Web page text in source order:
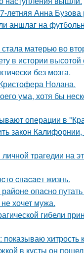
Анна Бузова
аншлаг на
матерью во
в истории
без мозга.
Нолана.
ума, хотя бы
операции в
закон
трагедии на
cпacaeт жизнь.
опасно
хочет мужа.
гибели
хитрость
в кусты он